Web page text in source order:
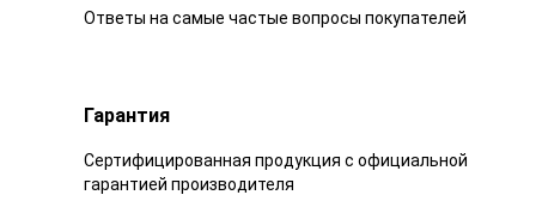
Ответы на самые частые вопросы покупателей
Гарантия
Сертифицированная продукция с официальной
гарантией производителя